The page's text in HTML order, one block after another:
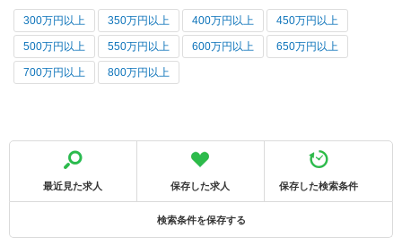
300万円以上 350万円以上 400万円以上 450万円以上
500万円以上 550万円以上 600万円以上 650万円以上
700万円以上 800万円以上
最近見た求人 保存した求人 保存した検索条件
検索条件を保存する